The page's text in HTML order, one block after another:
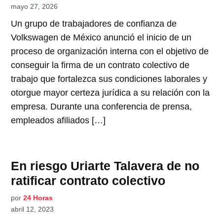
mayo 27, 2026
Un grupo de trabajadores de confianza de
Volkswagen de México anunció el inicio de un
proceso de organización interna con el objetivo de
conseguir la firma de un contrato colectivo de
trabajo que fortalezca sus condiciones laborales y
otorgue mayor certeza jurídica a su relación con la
empresa. Durante una conferencia de prensa,
empleados afiliados […]
En riesgo Uriarte Talavera de no
ratificar contrato colectivo
por 24 Horas
abril 12, 2023